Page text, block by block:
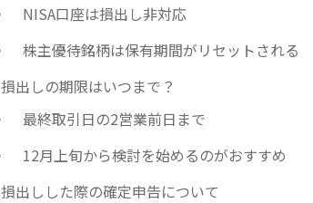
NISA口座は損出し非対応
株主優待銘柄は保有期間がリセットされる
損出しの期限はいつまで？
最終取引日の2営業前日まで
12月上旬から検討を始めるのがおすすめ
損出しした際の確定申告について